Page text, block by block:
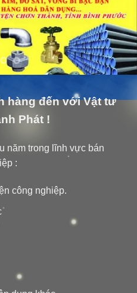
hàng đến với Vật tư
Phát !
năm trong lĩnh vực bán
:
công nghiệp.